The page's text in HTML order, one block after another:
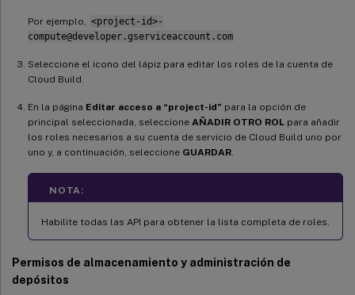
Por ejemplo,
<project-id>-
compute@developer.gserviceaccount.com
Seleccione el icono del lápiz para editar los roles de la cuenta de
Cloud Build.
En la página Editar acceso a “project-id” para la opción de
principal seleccionada, seleccione AÑADIR OTRO ROL para añadir
los roles necesarios a su cuenta de servicio de Cloud Build uno por
uno y, a continuación, seleccione GUARDAR
NOTA:
Habilite todas las API para obtener la lista completa de roles.
Permisos de almacenamiento y administración de
depósitos